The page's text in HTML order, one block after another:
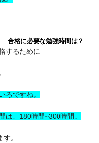
合格に必要な勉強時間は？
するために
ろですね。
は、180時間~300時間。
。